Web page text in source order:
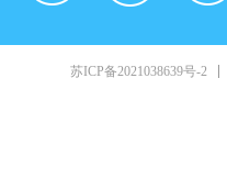
苏ICP备2021038639号-2